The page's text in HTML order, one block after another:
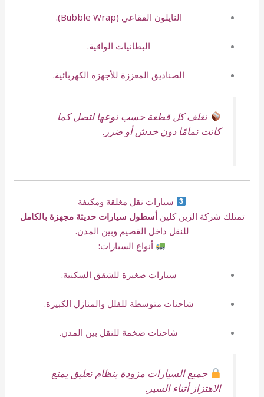
النايلون الفقاعي (Bubble Wrap).
البطانيات الواقية.
الصناديق المعززة للأجهزة الكهربائية.
نغلف كل قطعة حسب نوعها لتصل كما
كانت تمامًا دون خدش أو ضرر.
سيارات نقل مغلقة ومكيفة
تمتلك شركة الزين كلينأسطول سيارات حديثة مجهزة بالكامل
للنقل داخل القصيم وبين المدن.
أنواع السيارات:
سيارات صغيرة للشقق السكنية.
شاحنات متوسطة للفلل والمنازل الكبيرة.
شاحنات ضخمة للنقل بين المدن.
جميع السيارات مزودة بنظام تعليق يمنع
الاهتزاز أثناء السير.